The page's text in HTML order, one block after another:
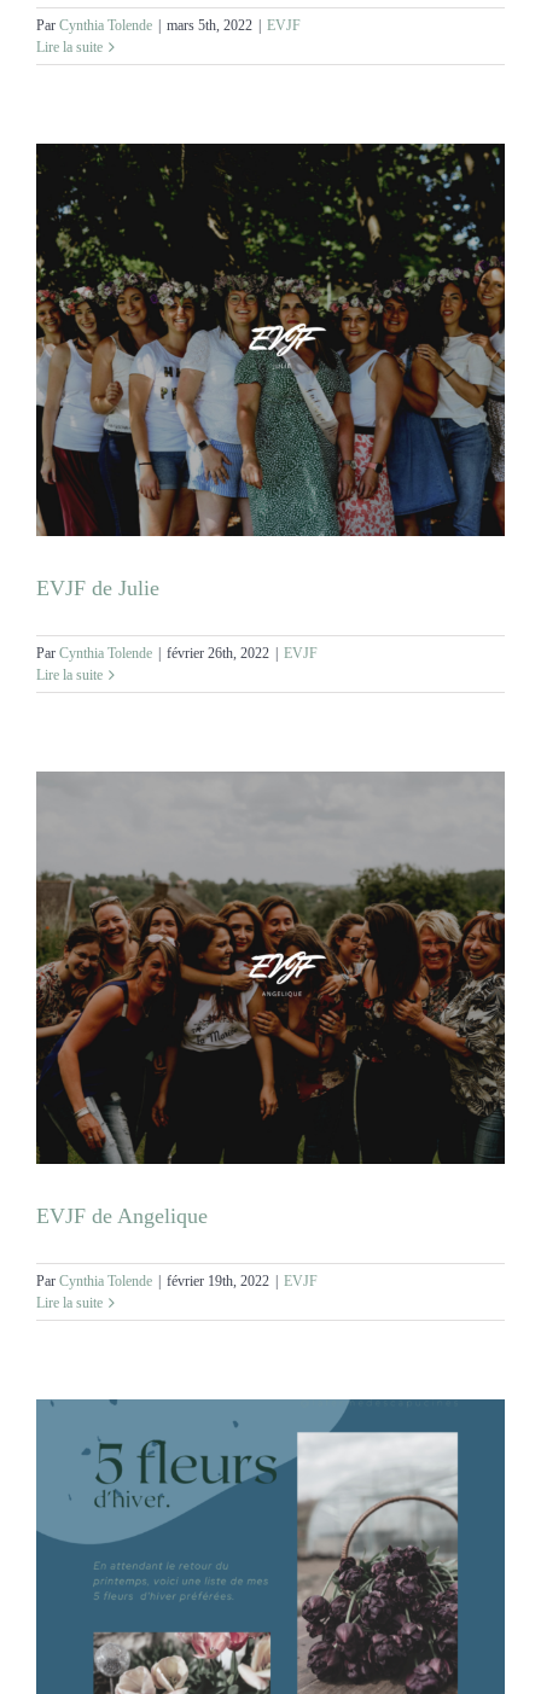
Par Cynthia Tolende | mars 5th, 2022 | EVJF
Lire la suite
EVJF de Julie
Par Cynthia Tolende février 26th, 2022
EVJF
Lire la suite
EVJF de Angelique
Par Cynthia Tolende février 19th, 2022
EVJF
Lire la suite